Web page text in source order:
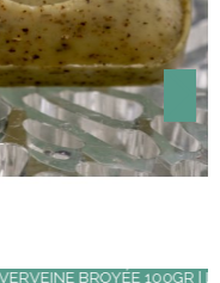
10ML | CEVEN AROMES